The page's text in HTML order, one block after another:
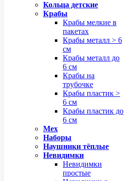
Кольца детские
Крабы
Крабы мелкие в
пакетах
Крабы металл > 6
см
Крабы металл до
6 см
Крабы на
трубочке
Крабы пластик >
6 см
Крабы пластик до
6 см
Мех
Наборы
Наушники тёплые
Невидимки
Невидимки
простые